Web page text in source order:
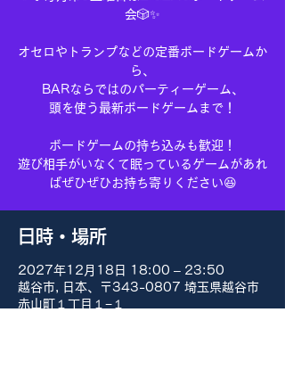
会🎲✨
オセロやトランプなどの定番ボードゲームか
ら、
BARならではのパーティーゲーム、
頭を使う最新ボードゲームまで！
ボードゲームの持ち込みも歓迎！
遊び相手がいなくて眠っているゲームがあれ
ばぜひぜひお持ち寄りください😆
日時・場所
2027年12月18日 18:00 – 23:50
越谷市, 日本、〒343-0807 埼玉県越谷市
赤山町１丁目１−１